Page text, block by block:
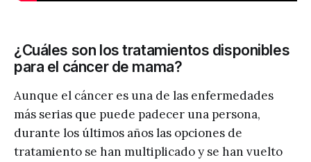
¿Cuáles son los tratamientos disponibles
para el cáncer de mama?
Aunque el cáncer es una de las enfermedades
más serias que puede padecer una persona,
durante los últimos años las opciones de
tratamiento se han multiplicado y se han vuelto